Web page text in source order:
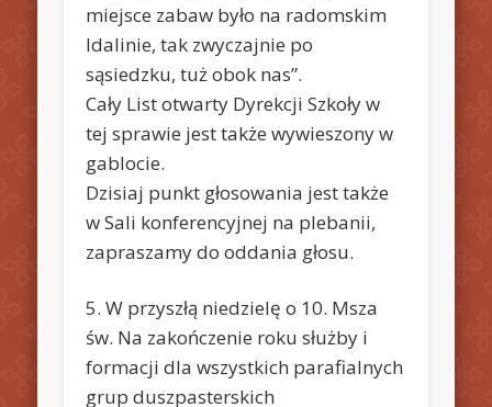
miejsce zabaw było na radomskim
Idalinie, tak zwyczajnie po
sąsiedzku, tuż obok nas”.
Cały List otwarty Dyrekcji Szkoły w
tej sprawie jest także wywieszony w
gablocie.
Dzisiaj punkt głosowania jest także
w Sali konferencyjnej na plebanii,
zapraszamy do oddania głosu.
5. W przyszłą niedzielę o 10. Msza
św. Na zakończenie roku służby i
formacji dla wszystkich parafialnych
grup duszpasterskich